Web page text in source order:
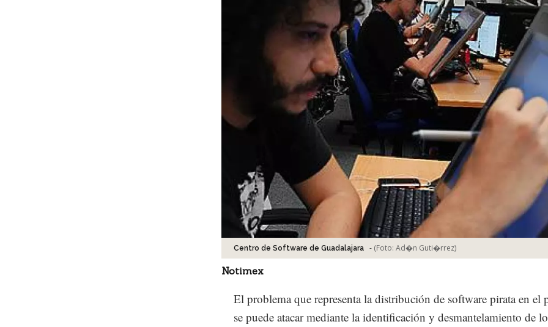
Centro de Software de Guadalajara - (Foto: Ad�n Guti�rrez)
Notimex
El problema que representa la distribución de software pirata en el
se puede atacar mediante la identificación y desmantelamiento de